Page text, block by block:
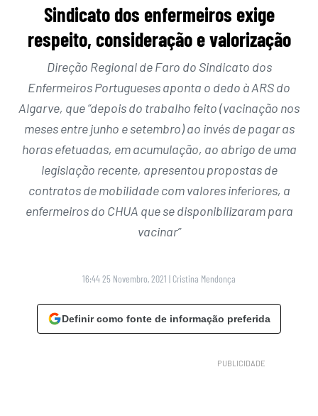
Sindicato dos enfermeiros exige
respeito, consideração e valorização
Direção Regional de Faro do Sindicato dos
Enfermeiros Portugueses aponta o dedo à ARS do
Algarve, que “depois do trabalho feito (vacinação nos
meses entre junho e setembro) ao invés de pagar as
horas efetuadas, em acumulação, ao abrigo de uma
legislação recente, apresentou propostas de
contratos de mobilidade com valores inferiores, a
enfermeiros do CHUA que se disponibilizaram para
vacinar”
16:44 25 Novembro, 2021 | Cristina Mendonça
Definir como fonte de informação preferida